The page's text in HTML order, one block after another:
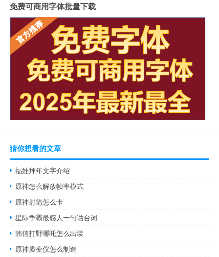
免费可商用字体批量下载
猜你想看的文章
福娃拜年文字介绍
原神怎么解放帧率模式
原神射箭怎么卡
星际争霸最感人一句话台词
韩信打野哪吒怎么出装
原神质变仪怎么制造